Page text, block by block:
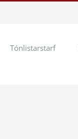
Tónlistarstarf